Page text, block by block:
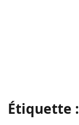
Étiquette :